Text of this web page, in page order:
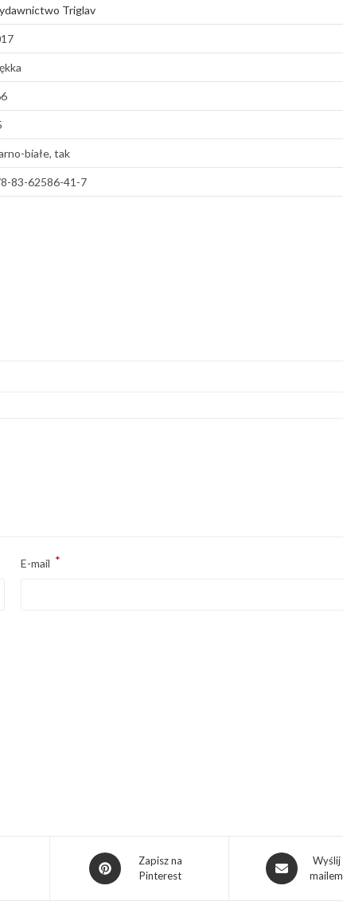
Triglav
białe, tak
83-62586-41-7
E-mail *
Zapisz na
Pinterest
Wyślij
mailem